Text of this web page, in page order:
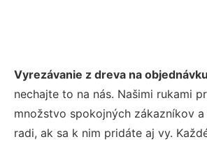
Vyrezávanie z dreva na
nechajte to na nás. Našimi rukami
množstvo spokojných zákazníkov
radi, ak sa k nim pridáte aj vy.